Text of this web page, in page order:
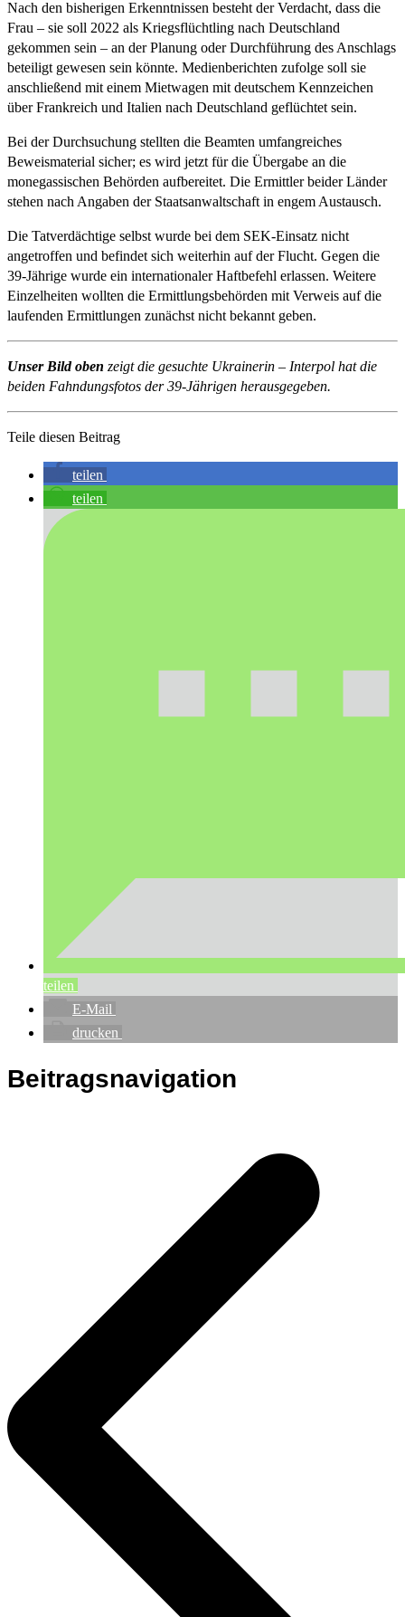
Nach den bisherigen Erkenntnissen besteht der Verdacht, dass die
Frau – sie soll 2022 als Kriegsflüchtling nach Deutschland
gekommen sein – an der Planung oder Durchführung des Anschlags
beteiligt gewesen sein könnte. Medienberichten zufolge soll sie
anschließend mit einem Mietwagen mit deutschem Kennzeichen
über Frankreich und Italien nach Deutschland geflüchtet sein.
Bei der Durchsuchung stellten die Beamten umfangreiches
Beweismaterial sicher; es wird jetzt für die Übergabe an die
monegassischen Behörden aufbereitet. Die Ermittler beider Länder
stehen nach Angaben der Staatsanwaltschaft in engem Austausch.
Die Tatverdächtige selbst wurde bei dem SEK-Einsatz nicht
angetroffen und befindet sich weiterhin auf der Flucht. Gegen die
39-Jährige wurde ein internationaler Haftbefehl erlassen. Weitere
Einzelheiten wollten die Ermittlungsbehörden mit Verweis auf die
laufenden Ermittlungen zunächst nicht bekannt geben.
Unser Bild oben zeigt die gesuchte Ukrainerin – Interpol hat die
beiden Fahndungsfotos der 39-Jährigen herausgegeben.
Teile diesen Beitrag
teilen
teilen
teilen
E-Mail
drucken
Beitragsnavigation